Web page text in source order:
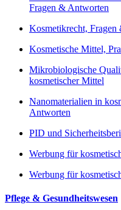
Fragen & Antworten
Kosmetikrecht,
Kosmetische Mittel,
Mikrobiologische
kosmetischer Mittel
Nanomaterialien in
Antworten
PID und
Werbung für
Werbung für
Pflege & Gesundheitswesen